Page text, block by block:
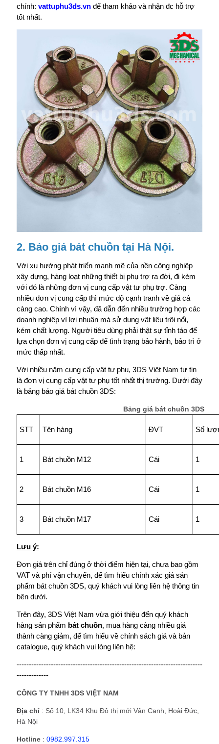
chính: vattuphu3ds.vn để tham khảo và nhận đc hỗ trợ
tốt nhất.
2. Báo giá bát chuồn tại Hà Nội.
Với xu hướng phát triển mạnh mẽ của nền công nghiệp
xây dựng, hàng loạt những thiết bị phụ trợ ra đời, đi kèm
với đó là những đơn vị cung cấp vật tư phụ trợ. Càng
nhiều đơn vị cung cấp thì mức độ cạnh tranh về giá cả
càng cao. Chính vì vậy, đã dẫn đến nhiều trường hợp các
doanh nghiệp vì lợi nhuận mà sử dụng vật liệu trôi nổi,
kém chất lượng. Người tiêu dùng phải thật sự tỉnh táo để
lựa chọn đơn vị cung cấp để tình trạng bảo hành, bảo trì ở
mức thấp nhất.
Với nhiều năm cung cấp vật tư phụ, 3DS Việt Nam tự tin
là đơn vị cung cấp vật tư phụ tốt nhất thị trường. Dưới đây
là bảng báo giá bát chuồn 3DS:
Bảng giá bát chuồn 3DS
STT Tên hàng ĐVT Số
1 Bát chuồn M12 Cái 1
2 Bát chuồn M16 Cái 1
3 Bát chuồn M17 Cái 1
Lưu ý:
Đơn giá trên chỉ đúng ở thời điểm hiện tại, chưa bao gồm
VAT và phí vận chuyển, để tìm hiểu chính xác giá sản
phẩm bát chuồn 3DS, quý khách vui lòng liên hệ thông tin
bên dưới.
Trên đây, 3DS Việt Nam vừa giới thiệu đến quý khách
hàng sản phẩm bát chuồn, mua hàng càng nhiều giá
thành càng giảm, để tìm hiểu về chính sách giá và bản
catalogue, quý khách vui lòng liên hệ:
----------------------------------------------------------------------------
-------------
CÔNG TY TNHH 3DS VIỆT NAM
Địa chỉ : Số 10, LK34 Khu Đô thị mới Vân Canh, Hoài Đức,
Hà Nội
Hotline : 0982.997.315